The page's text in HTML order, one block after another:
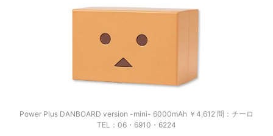
Power Plus DANBOARD version -mini- 6000mAh ￥4,612 問：チーロ
TEL：06・6910・6224